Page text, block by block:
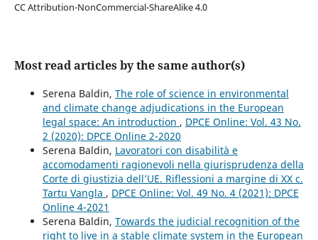
CC Attribution-NonCommercial-ShareAlike 4.0
Most read articles by the same author(s)
Serena Baldin, The role of science in environmental
and climate change adjudications in the European
legal space: An introduction , DPCE Online: Vol. 43 No.
2 (2020): DPCE Online 2-2020
Serena Baldin, Lavoratori con disabilità e
accomodamenti ragionevoli nella giurisprudenza della
Corte di giustizia dell’UE. Riflessioni a margine di XX c.
Tartu Vangla , DPCE Online: Vol. 49 No. 4 (2021): DPCE
Online 4-2021
Serena Baldin, Towards the judicial recognition of the
right to live in a stable climate system in the European